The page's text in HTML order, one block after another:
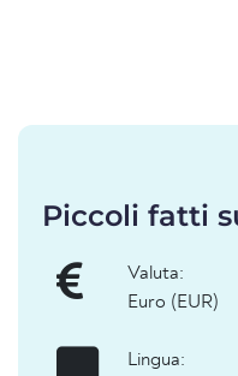
Piccoli fatti
Valuta:
Euro (EUR)
Lingua: